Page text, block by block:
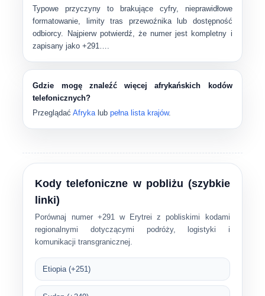
Typowe przyczyny to brakujące cyfry, nieprawidłowe
formatowanie, limity tras przewoźnika lub dostępność
odbiorcy. Najpierw potwierdź, że numer jest kompletny i
zapisany jako+291….
Gdzie mogę znaleźć więcej afrykańskich kodów
telefonicznych?
PrzeglądaćAfrykalubpełna lista krajów.
Kody telefoniczne w pobliżu (szybkie
linki)
Porównaj numer +291 w Erytrei z pobliskimi kodami
regionalnymi dotyczącymi podróży, logistyki i
komunikacji transgranicznej.
Etiopia (+251)